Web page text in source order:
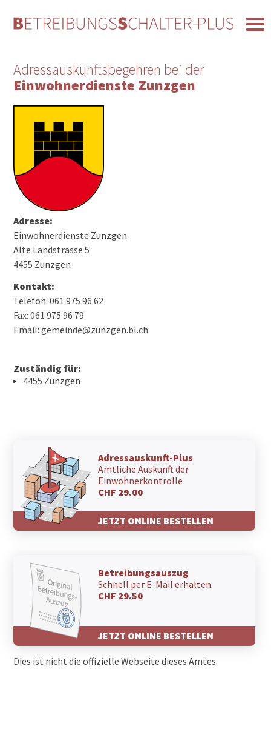
Adressauskunftsbegehren bei der
Einwohnerdienste Zunzgen
Adresse:
Einwohnerdienste Zunzgen
Alte Landstrasse 5
4455 Zunzgen
Kontakt:
Telefon: 061 975 96 62
Fax: 061 975 96 79
Email: gemeinde@zunzgen.bl.ch
Zuständig für:
4455 Zunzgen
Adressauskunft-Plus
Amtliche Auskunft der
Einwohnerkontrolle
CHF 29.00
JETZT ONLINE BESTELLEN
Betreibungsauszug
Schnell per E-Mail erhalten.
CHF 29.50
JETZT ONLINE BESTELLEN
Dies ist nicht die offizielle Webseite dieses Amtes.